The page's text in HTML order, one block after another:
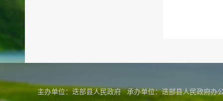
主办单位：迭部县人民政府 承办单位：迭部县人民政府